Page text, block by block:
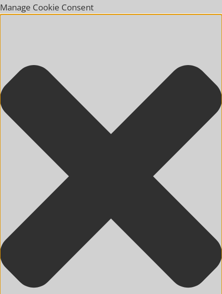
Manage Cookie Consent